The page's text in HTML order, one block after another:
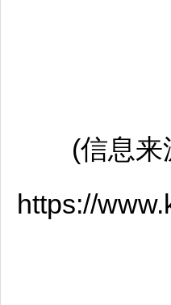
(信息来
https://